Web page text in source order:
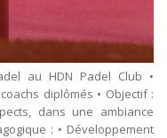
au HDN Padel Club •
diplômés • Objectif :
dans une ambiance
: • Développement